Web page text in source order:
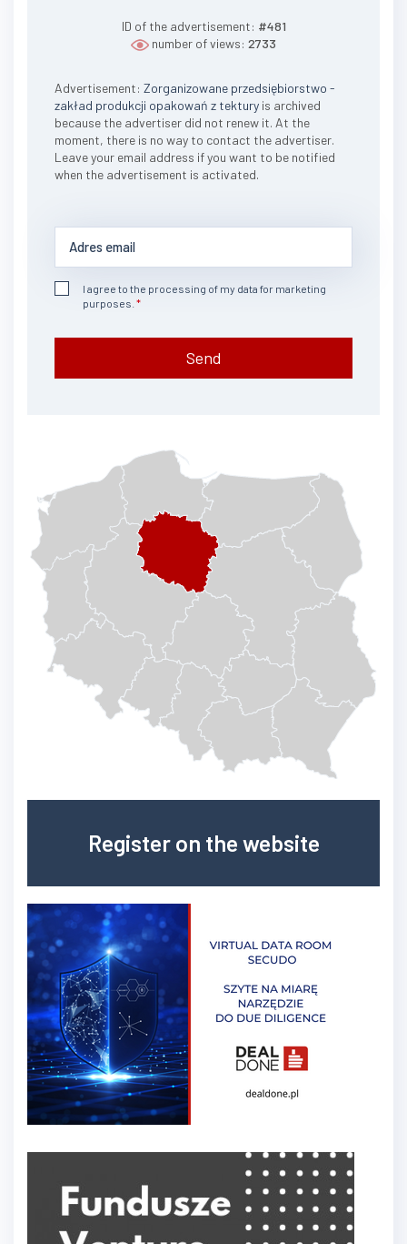
ID of the advertisement: #481
number of views: 2733
Advertisement: Zorganizowane przedsiębiorstwo -
zakład produkcji opakowań z tektury is archived
because the advertiser did not renew it. At the
moment, there is no way to contact the advertiser.
Leave your email address if you want to be notified
when the advertisement is activated.
I agree to the processing of my data for marketing
purposes.
Send
Register on the website